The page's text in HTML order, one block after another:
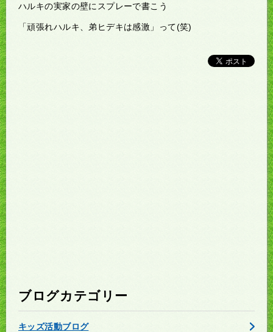
ハルキの実家の壁にスプレーで書こう
「頑張れハルキ、弟ヒデキは感激」って(笑)
ブログカテゴリー
キッズ活動ブログ